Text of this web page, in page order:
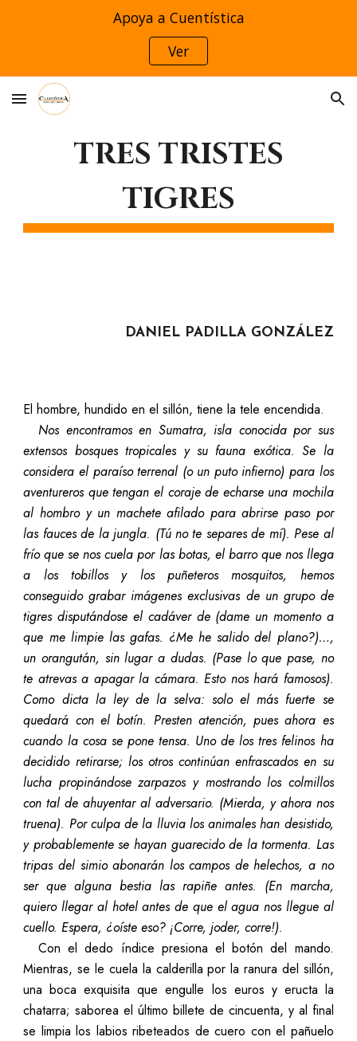
Skip to main content
Apoya a Cuentística
Ver
TRES TRISTES
TIGRES
DANIEL PADILLA GONZÁLEZ
El hombre, hundido en el sillón, tiene la tele encendida.
Nos encontramos en Sumatra, isla conocida por sus
extensos bosques tropicales y su fauna exótica. Se la
considera el paraíso terrenal (o un puto infierno) para los
aventureros que tengan el coraje de echarse una mochila
al hombro y un machete afilado para abrirse paso por
las fauces de la jungla. (Tú no te separes de mí). Pese al
frío que se nos cuela por las botas, el barro que nos llega
a los tobillos y los puñeteros mosquitos, hemos
conseguido grabar imágenes exclusivas de un grupo de
tigres disputándose el cadáver de (dame un momento a
que me limpie las gafas. ¿Me he salido del plano?)…,
un orangután, sin lugar a dudas. (Pase lo que pase, no
te atrevas a apagar la cámara. Esto nos hará famosos).
Como dicta la ley de la selva: solo el más fuerte se
quedará con el botín. Presten atención, pues ahora es
cuando la cosa se pone tensa. Uno de los tres felinos ha
decidido retirarse; los otros continúan enfrascados en su
lucha propinándose zarpazos y mostrando los colmillos
con tal de ahuyentar al adversario. (Mierda, y ahora nos
truena). Por culpa de la lluvia los animales han desistido,
y probablemente se hayan guarecido de la tormenta. Las
tripas del simio abonarán los campos de helechos, a no
ser que alguna bestia las rapiñe antes. (En marcha,
quiero llegar al hotel antes de que el agua nos llegue al
cuello. Espera, ¿oíste eso? ¡Corre, joder, corre!).
Con el dedo índice presiona el botón del mando.
Mientras, se le cuela la calderilla por la ranura del sillón,
una boca exquisita que engulle los euros y eructa la
chatarra; saborea el último billete de cincuenta, y al final
se limpia los labios ribeteados de cuero con el pañuelo